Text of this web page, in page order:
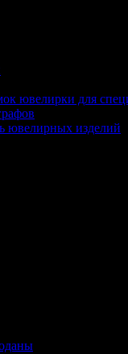
ювелирки для
ювелирных изделий